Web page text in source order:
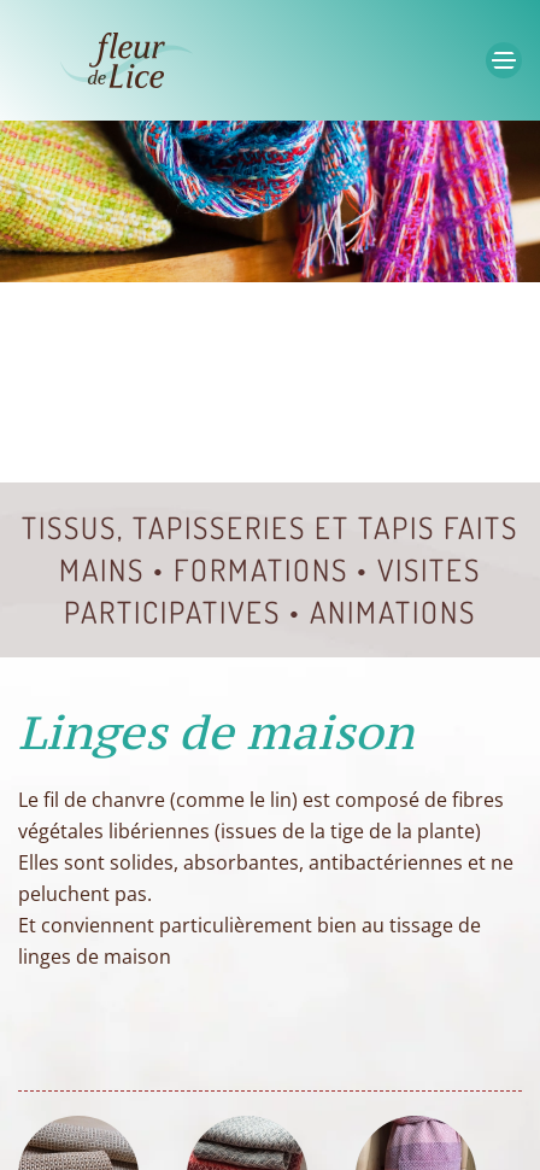
Accéder au contenu principal
TISSUS, TAPISSERIES ET TAPIS FAITS
MAINS • FORMATIONS • VISITES
PARTICIPATIVES • ANIMATIONS
Linges de maison
Le fil de chanvre (comme le lin) est composé de fibres
végétales libériennes (issues de la tige de la plante)
Elles sont solides, absorbantes, antibactériennes et ne
peluchent pas.
Et conviennent particulièrement bien au tissage de
linges de maison